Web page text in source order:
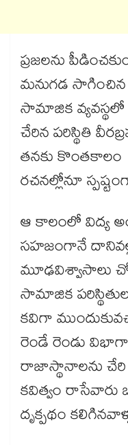
ప్రజలను
మనుగడ సాగించిన
సామాజిక
చేరిన పరిస్థితి
తనకు
రచనల్లోనూ
ఆ కాలంలో విద్య
సహజంగానే
మూఢవిశ్వాసాలు
సామాజిక
కవిగా
రెండే రెండు
రాజాస్థానాలను
కవిత్వం రాసేవారు
దృక్పథం